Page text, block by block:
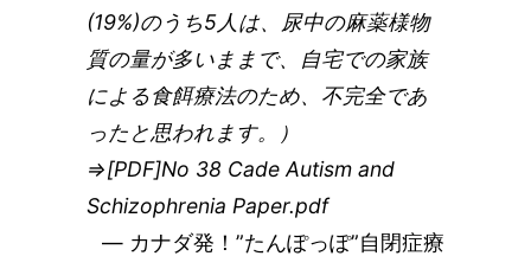
(19%)のうち5人は、尿中の麻薬様物
質の量が多いままで、自宅での家族
による食餌療法のため、不完全であ
ったと思われます。）
⇒[PDF]No 38 Cade Autism and
Schizophrenia Paper.pdf
カナダ発！”たんぽっぽ”自閉症療